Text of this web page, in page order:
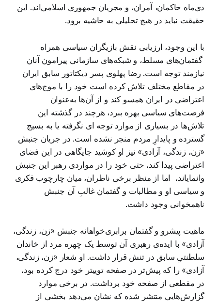
دی‌ماه حاکمان، آمران، و مجریان جمهوری اسلامی‌اند. این
حقیقت نباید در هیچ تحلیلی به حاشیه برود.
با این وجود، ارزیابی نقش بازیگران سیاسی همراه
گفتمان‌های مسلط، و شبکه‌های سازمانی پیرامون آنان
نیازمند توجه است. رضا پهلوی پسر دیکتاتور سابق ایران
در مقاطع مختلف تلاش کرده است خود را با موج‌های
اعتراضی در ایران همسو کند و از آن‌ها به‌عنوان
فرصت‌های سیاسی بهره ببرد، هرچند در گذشته این
تلاش‌ها در بسیاری از موارد توجه ای نگرفته یا به بسیج
گسترده و پایدارِ مردم منجر نشده است. در جریان جنبش
«زن، زندگی، آزادی» نیز او کوشید جایگاهی در این فضای
اعتراضی پیدا کند، حتی خود را در مواردی رهبر این جنبش
وانمایاند، اما از منظر برخی ناظران، میان چارچوب فکری
و سیاسی او و مطالبات و گفتمان غالبِ آن جنبش
ناهمخوانی وجود داشت.
ماهیت پیشرو و گفتمان برابری‌خواهانه جنبش «زن، زندگی،
آزادی» با ایده‌ی رهبری آن توسط یک چهره مرد از خاندان
سلطنتیِ سابق در تنش قرار داشت. او شعار «زن، زندگی،
آزادی» را که پیش‌تر در صفحه توییتر خود درج کرده بود،
در مقطعی از صفحه خود برداشت. در برخی موارد
گزارش‌هایی منتشر شده که نشان می‌دهد بخشی از